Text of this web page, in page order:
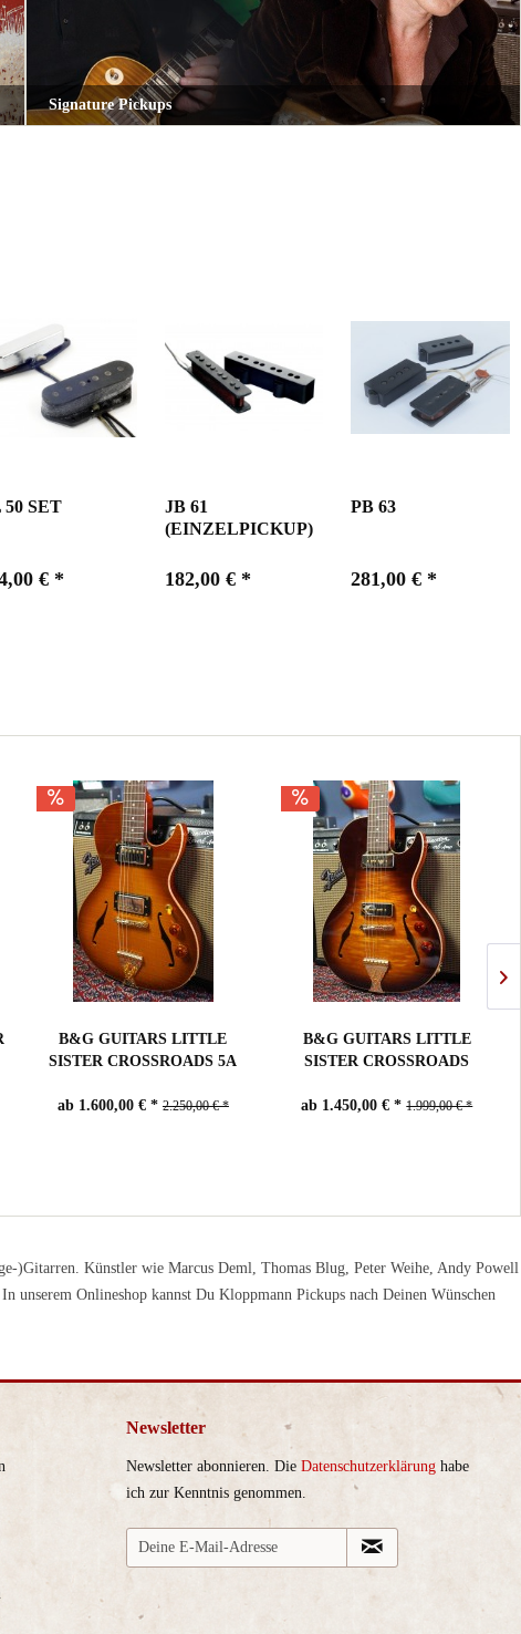
Signature Pickups
JB 61
(EINZELPICKUP)
182,00 € *
50 SET
€ *
PB 63
281,00 € *
B&G GUITARS LITTLE
SISTER CROSSROADS 5A
ab 1.600,00 € * 2.250,00 € *
B&G GUITARS LITTLE
SISTER CROSSROADS
ab 1.450,00 € * 1.999,00 € *
)Gitarren. Künstler wie Marcus Deml, Thomas Blug, Peter Weihe, Andy Powell
unserem Onlineshop kannst Du Kloppmann Pickups nach Deinen Wünschen
Newsletter
Newsletter abonnieren. Die Datenschutzerklärung habe
ich zur Kenntnis genommen.